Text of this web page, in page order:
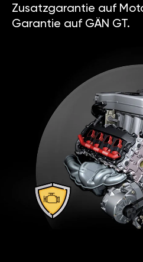
Zusatzgarantie auf
Garantie auf GÄN GT.